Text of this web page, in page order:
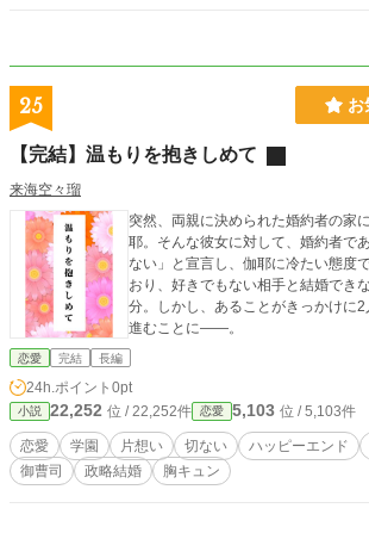
25 お
【完結】温もりを抱きしめて
来海空々瑠
突然、両親に決められた婚約者の家
耶。そんな彼女に対して、婚約者で
ない」と宣言し、伽耶に冷たい態度
おり、好きでもない相手と結婚でき
分。しかし、あることがきっかけに
進むことに――。
恋愛 完結 長編
24h.ポイント 0pt
小説 22,252 位 / 22,252件 恋愛 5,103 位 / 5,103件
恋愛 学園 片想い 切ない ハッピーエンド
御曹司
政略結婚 胸キュン